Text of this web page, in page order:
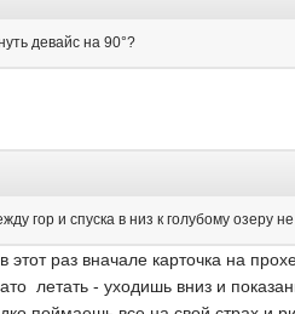
девайс на 90°?
гор и спуска в низ к голубому озеру
раз вначале карточка на
летать - уходишь вниз и